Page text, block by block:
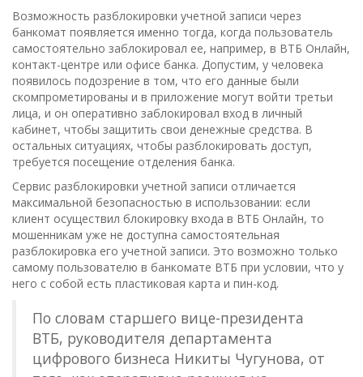
Возможность разблокировки учетной записи через
банкомат появляется именно тогда, когда пользователь
самостоятельно заблокировал ее, например, в ВТБ Онлайн,
контакт-центре или офисе банка. Допустим, у человека
появилось подозрение в том, что его данные были
скомпрометированы и в приложение могут войти третьи
лица, и он оперативно заблокировал вход в личный
кабинет, чтобы защитить свои денежные средства. В
остальных ситуациях, чтобы разблокировать доступ,
требуется посещение отделения банка.
Сервис разблокировки учетной записи отличается
максимальной безопасностью в использовании: если
клиент осуществил блокировку входа в ВТБ Онлайн, то
мошенникам уже не доступна самостоятельная
разблокировка его учетной записи. Это возможно только
самому пользователю в банкомате ВТБ при условии, что у
него с собой есть пластиковая карта и пин-код.
По словам старшего вице-президента
ВТБ, руководителя департамента
цифрового бизнеса Никиты Чугунова, от